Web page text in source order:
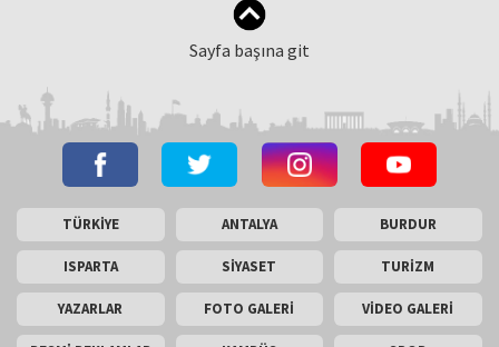
Sayfa başına git
TÜRKİYE ANTALYA BURDUR
ISPARTA SİYASET TURİZM
YAZARLAR FOTO GALERİ VİDEO GALERİ